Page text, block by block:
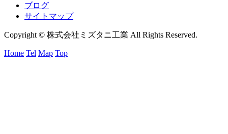
ブログ
サイトマップ
Copyright © 株式会社ミズタニ工業 All Rights Reserved.
Home Tel Map Top